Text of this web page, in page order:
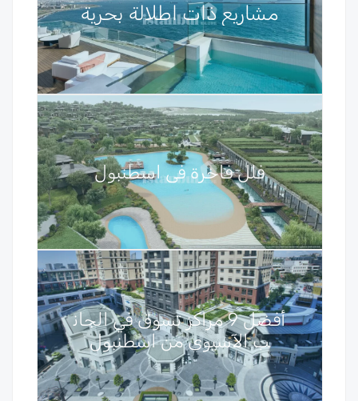
مشاريع ذات اطلالة بحرية
فلل فاخرة في اسطنبول
أفضل 9 مراكز تسوق في الجان
ب الآسيوي من اسطنبول